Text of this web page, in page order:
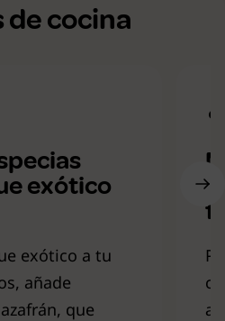
de cocina
exótico
exótico a tu
añade
que